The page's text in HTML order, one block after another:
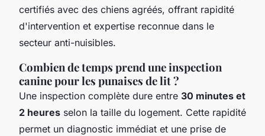
certifiés avec des chiens agréés, offrant rapidité
d'intervention et expertise reconnue dans le
secteur anti-nuisibles.
Combien de temps prend une inspection
canine pour les punaises de lit ?
Une inspection complète dure entre 30 minutes et
2 heures selon la taille du logement. Cette rapidité
permet un diagnostic immédiat et une prise de